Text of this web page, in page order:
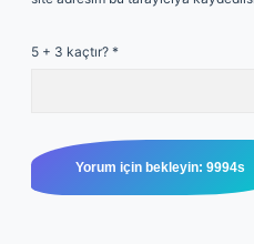
5 + 3 kaçtır? *